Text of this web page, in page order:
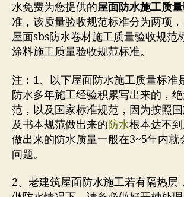
水免费为您提供的屋面防水施工质
准，该质量验收规范标准分为两项
屋面sbs防水卷材施工质量验收规范
涂料施工质量验收规范标准。
注：1、以下屋面防水施工质量标准
防水多年施工经验积累写出来的，
范，以及国家标准规范，因为按照国
及书本规范做出来的防水根本达不
做出来的防水质量一般在3~5年内就
问题。
2、老建筑屋面防水施工若有隔热层